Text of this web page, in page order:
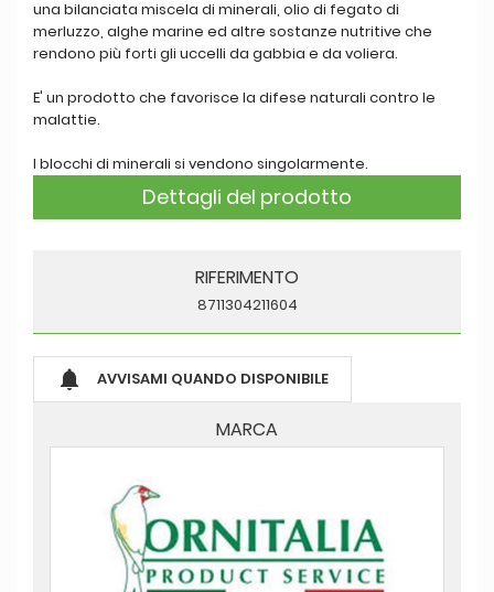
una bilanciata miscela di minerali, olio di fegato di
merluzzo, alghe marine ed altre sostanze nutritive che
rendono più forti gli uccelli da gabbia e da voliera.
E' un prodotto che favorisce la difese naturali contro le
malattie.
I blocchi di minerali si vendono singolarmente.
Dettagli del prodotto
RIFERIMENTO
8711304211604
 AVVISAMI QUANDO DISPONIBILE
MARCA